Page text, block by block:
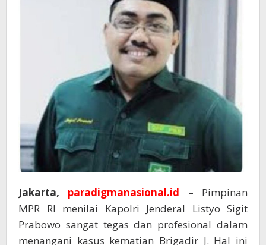
Jakarta, paradigmanasional.id – Pimpinan
MPR RI menilai Kapolri Jenderal Listyo Sigit
Prabowo sangat tegas dan profesional dalam
menangani kasus kematian Brigadir J. Hal ini